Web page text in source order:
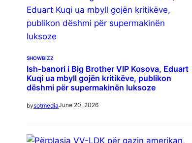
SHOWBIZZ
Ish-banori i Big Brother VIP Kosova, Eduart
Kuqi ua mbyll gojën kritikëve, publikon
dëshmi për supermakinën luksoze
bysotmediaJune 20, 2026